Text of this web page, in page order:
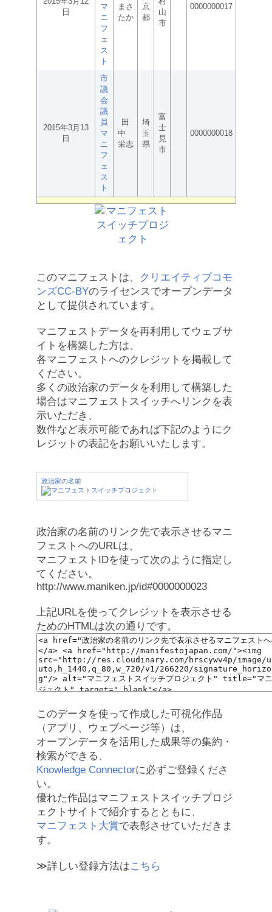
日
マ
ニ
フ
ェ
ス
ト
まさ
たか
京
都
山
市
0000000017
2015年3月13
日
市
議
会
議
員
マ
ニ
フ
ェ
ス
ト
田
中
栄志
埼
玉
県
富
士
見
市
0000000018
このマニフェストは、
クリエイティブコモ
ンズCC-BYのライセンスでオープンデータ
として提供されています。
マニフェストデータを再利用してウェブサ
イトを構築した方は、
各マニフェストへのクレジットを掲載して
ください。
多くの政治家のデータを利用して構築した
場合はマニフェストスイッチへリンクを表
示いただき、
数件など表示可能であれば下記のようにク
レジットの表記をお願いいたします。
政治家の名前
政治家の名前のリンク先で表示させるマニ
フェストへのURLは、
マニフェストIDを使って次のように指定し
てください。
http://www.maniken.jp/id#0000000023
上記URLを使ってクレジットを表示させる
ためのHTMLは次の通りです。
このデータを使って作成した可視化作品
（アプリ、ウェブページ等）は、
オープンデータを活用した成果等の集約・
検索ができる、
Knowledge Connectorに必ずご登録くださ
い。
優れた作品はマニフェストスイッチプロジ
ェクトサイトで紹介するとともに、
マニフェスト大賞で表彰させていただきま
す。
≫詳しい登録方法はこちら